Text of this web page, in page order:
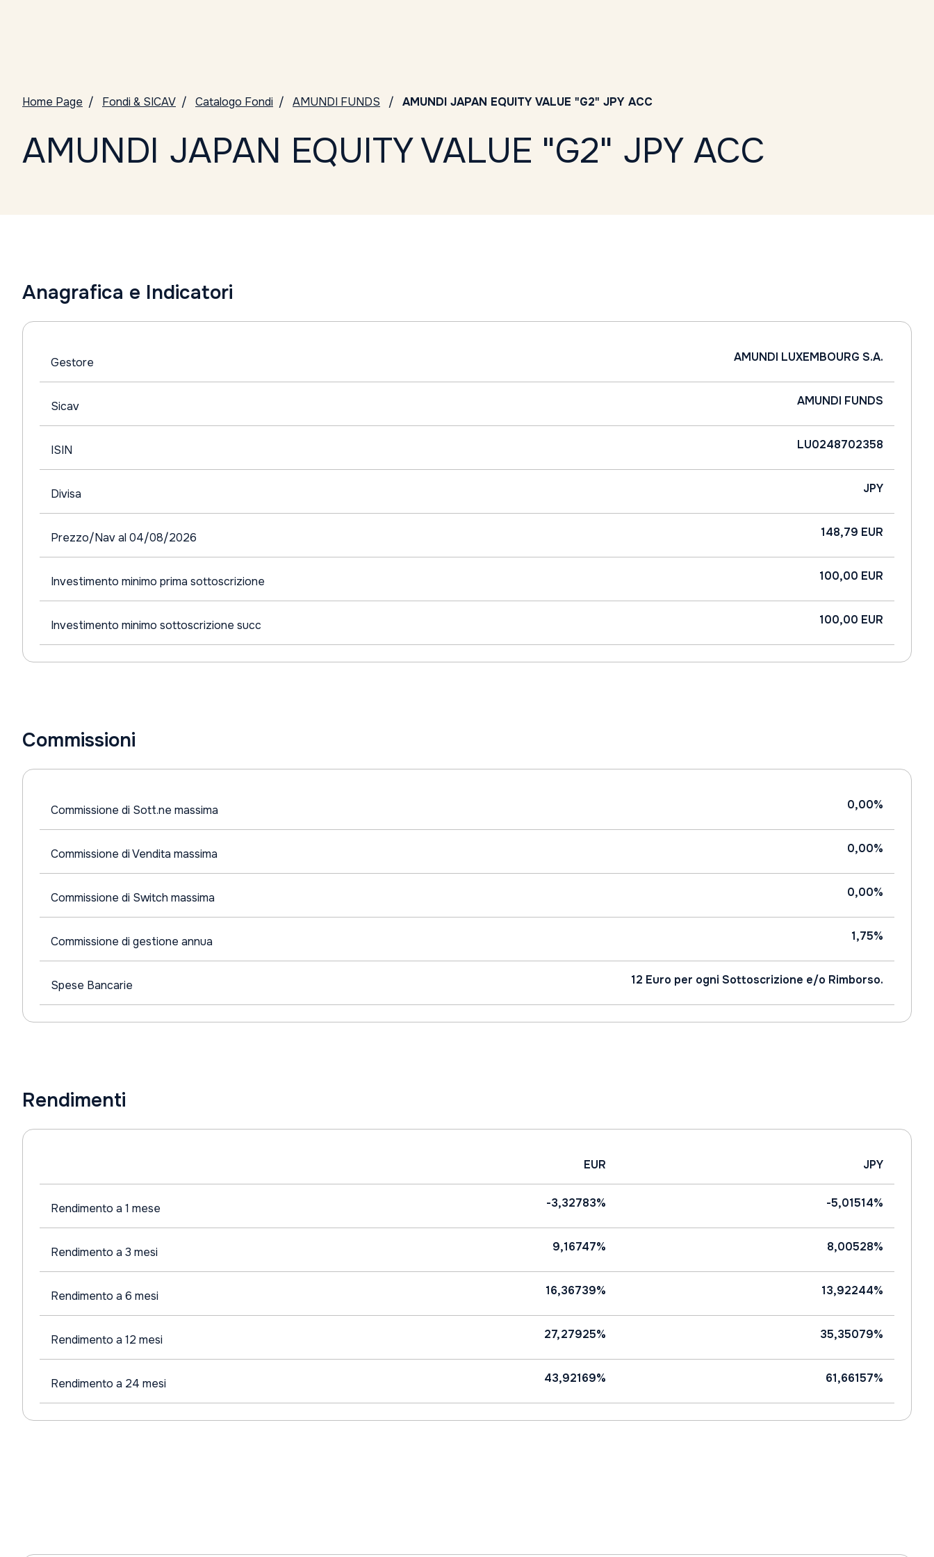
Home Page Fondi & SICAV Catalogo Fondi AMUNDI FUNDS AMUNDI JAPAN EQUITY VALUE "G2" JPY ACC
AMUNDI JAPAN EQUITY VALUE "G2" JPY ACC
Anagrafica e Indicatori
Gestore AMUNDI LUXEMBOURG S.A.
Sicav AMUNDI FUNDS
ISIN LU0248702358
Divisa JPY
Prezzo/Nav al 04/08/2026 148,79 EUR
Investimento minimo prima sottoscrizione 100,00 EUR
Investimento minimo sottoscrizione succ 100,00 EUR
Commissioni
Commissione di Sott.ne massima 0,00%
Commissione di Vendita massima 0,00%
Commissione di Switch massima 0,00%
Commissione di gestione annua 1,75%
Spese Bancarie 12 Euro per ogni Sottoscrizione e/o Rimborso.
Rendimenti
EUR JPY
Rendimento a 1 mese -3,32783% -5,01514%
Rendimento a 3 mesi 9,16747% 8,00528%
Rendimento a 6 mesi 16,36739% 13,92244%
Rendimento a 12 mesi 27,27925% 35,35079%
Rendimento a 24 mesi 43,92169% 61,66157%